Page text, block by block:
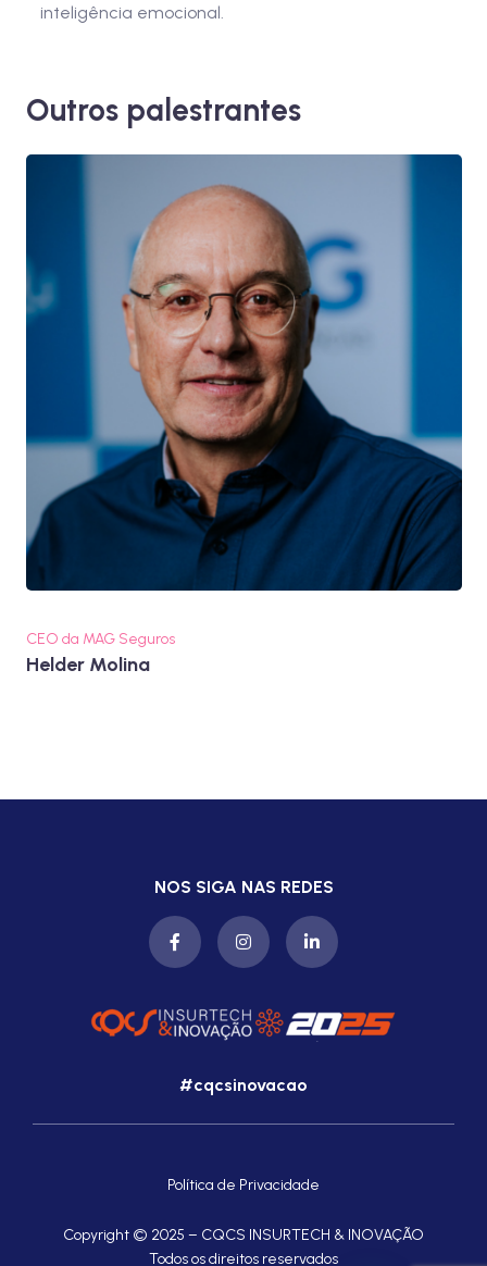
inteligência emocional.
Outros palestrantes
CEO da MAG Seguros
Helder Molina
NOS SIGA NAS REDES
#cqcsinovacao
Política de Privacidade
Copyright © 2025 – CQCS INSURTECH & INOVAÇÃO
Todos os direitos reservados